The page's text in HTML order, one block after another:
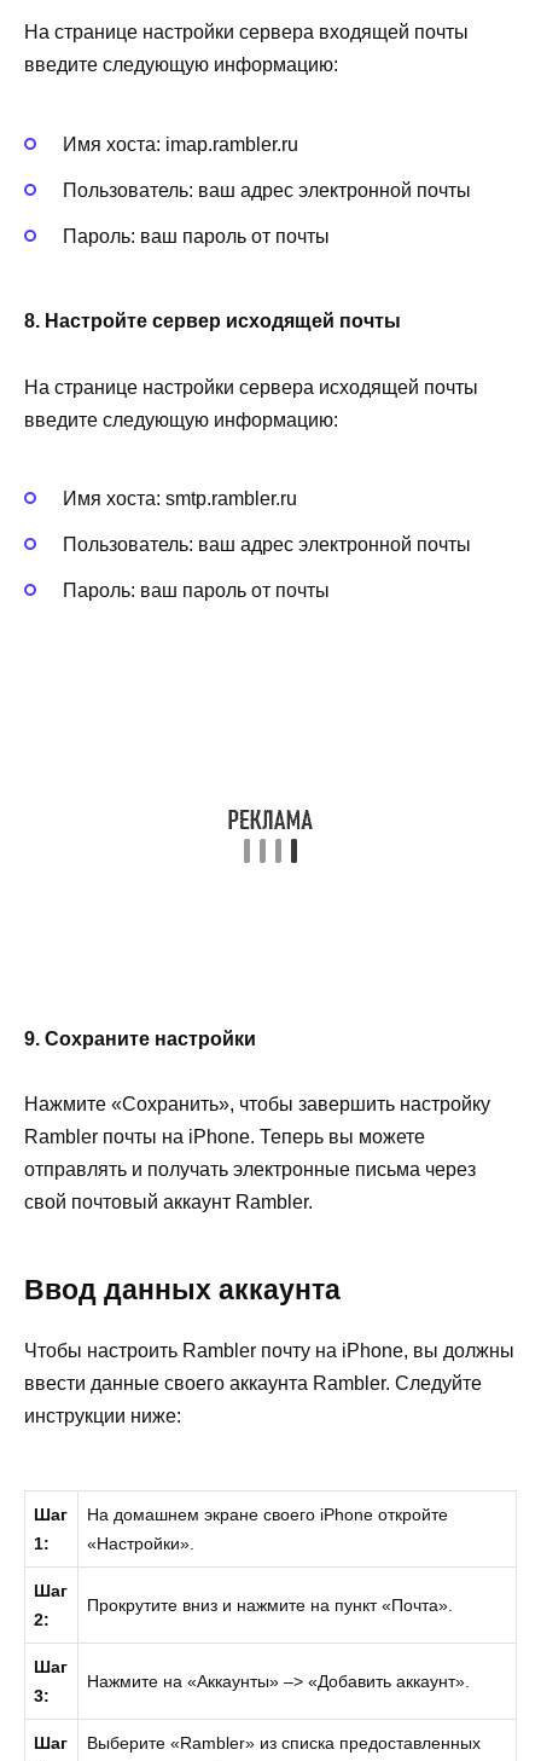
На странице настройки сервера входящей почты
введите следующую информацию:
Имя хоста: imap.rambler.ru
Пользователь: ваш адрес электронной почты
Пароль: ваш пароль от почты
8. Настройте сервер исходящей почты
На странице настройки сервера исходящей почты
введите следующую информацию:
Имя хоста: smtp.rambler.ru
Пользователь: ваш адрес электронной почты
Пароль: ваш пароль от почты
9. Сохраните настройки
Нажмите «Сохранить», чтобы завершить настройку
Rambler почты на iPhone. Теперь вы можете
отправлять и получать электронные письма через
свой почтовый аккаунт Rambler.
Ввод данных аккаунта
Чтобы настроить Rambler почту на iPhone, вы должны
ввести данные своего аккаунта Rambler. Следуйте
инструкции ниже:
Шаг
1:
На домашнем экране своего iPhone откройте
«Настройки».
Шаг
2:
Прокрутите вниз и нажмите на пункт «Почта».
Шаг
3:
Нажмите на «Аккаунты» –> «Добавить аккаунт».
Шаг
Выберите «Rambler» из списка предоставленных